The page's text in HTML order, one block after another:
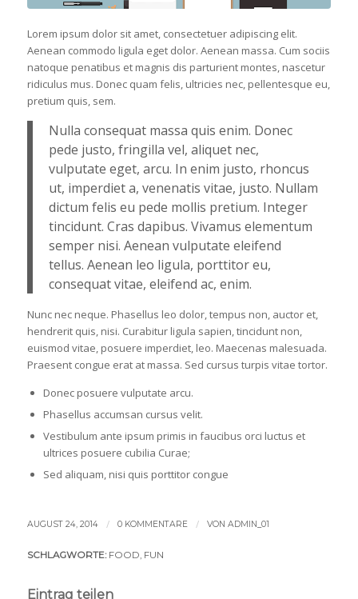
Lorem ipsum dolor sit amet, consectetuer adipiscing elit.
Aenean commodo ligula eget dolor. Aenean massa. Cum sociis
natoque penatibus et magnis dis parturient montes, nascetur
ridiculus mus. Donec quam felis, ultricies nec, pellentesque eu,
pretium quis, sem.
Nulla consequat massa quis enim. Donec
pede justo, fringilla vel, aliquet nec,
vulputate eget, arcu. In enim justo, rhoncus
ut, imperdiet a, venenatis vitae, justo. Nullam
dictum felis eu pede mollis pretium. Integer
tincidunt. Cras dapibus. Vivamus elementum
semper nisi. Aenean vulputate eleifend
tellus. Aenean leo ligula, porttitor eu,
consequat vitae, eleifend ac, enim.
Nunc nec neque. Phasellus leo dolor, tempus non, auctor et,
hendrerit quis, nisi. Curabitur ligula sapien, tincidunt non,
euismod vitae, posuere imperdiet, leo. Maecenas malesuada.
Praesent congue erat at massa. Sed cursus turpis vitae tortor.
Donec posuere vulputate arcu.
Phasellus accumsan cursus velit.
Vestibulum ante ipsum primis in faucibus orci luctus et
ultrices posuere cubilia Curae;
Sed aliquam, nisi quis porttitor congue
AUGUST 24, 2014 / 0 KOMMENTARE / VON ADMIN_01
SCHLAGWORTE: FOOD FUN
Eintrag teilen